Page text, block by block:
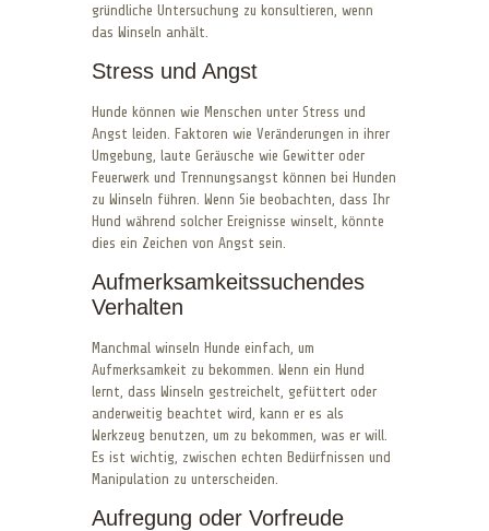
gründliche Untersuchung zu konsultieren, wenn
das Winseln anhält.
Stress und Angst
Hunde können wie Menschen unter Stress und
Angst leiden. Faktoren wie Veränderungen in ihrer
Umgebung, laute Geräusche wie Gewitter oder
Feuerwerk und Trennungsangst können bei Hunden
zu Winseln führen. Wenn Sie beobachten, dass Ihr
Hund während solcher Ereignisse winselt, könnte
dies ein Zeichen von Angst sein.
Aufmerksamkeitssuchendes
Verhalten
Manchmal winseln Hunde einfach, um
Aufmerksamkeit zu bekommen. Wenn ein Hund
lernt, dass Winseln gestreichelt, gefüttert oder
anderweitig beachtet wird, kann er es als
Werkzeug benutzen, um zu bekommen, was er will.
Es ist wichtig, zwischen echten Bedürfnissen und
Manipulation zu unterscheiden.
Aufregung oder Vorfreude